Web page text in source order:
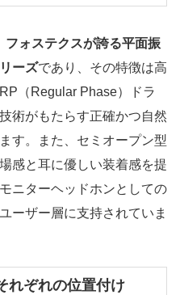
フォステクスが誇る平面振
ーズであり、その特徴は高
（Regular Phase）ドラ
術がもたらす正確かつ自然
す。また、セミオープン型
感と耳に優しい装着感を提
ニターヘッドホンとしての
ーザー層に支持されていま
れぞれの位置付け